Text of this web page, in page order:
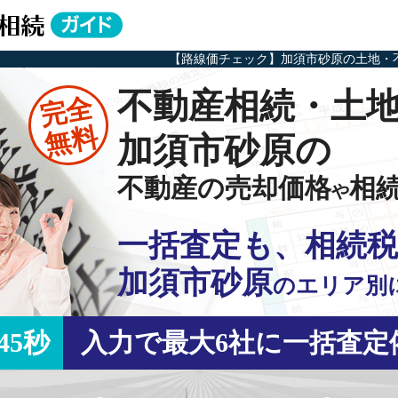
【路線価チェック】加須市砂原の土地
完全
無料
不動産相続・土
加須市砂原の
不動産の売却価格や相
一括査定も、相続
加須市砂原のエリア別
秒 入力で最大6社に一括査定